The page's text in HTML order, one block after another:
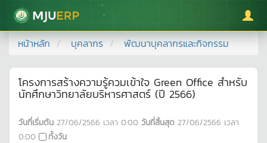
มหาวิทยาลัยแม่โจ้
หน้าหลัก บุคลากร พัฒนาบุคลากรและกิจกรรม
โครงการสร้างความรู้ควมเข้าใจ Green Office สำหรับ
นักศึกษาวิทยาลัยบริหารศาสตร์ (ปี 2566)
วันที่เริ่มต้น 27/06/2566 เวลา 0:00 วันที่สิ้นสุด 27/06/2566 เวลา
0:00
ทั้งวัน